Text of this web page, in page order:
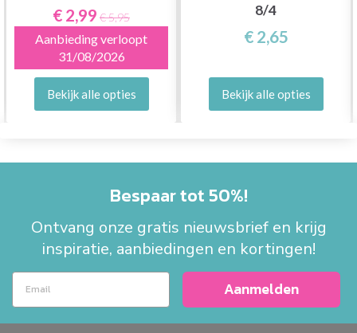
€ 2,99 € 5,95
Aanbieding verloopt
31/08/2026
Bekijk alle opties
8/4
€ 2,65
Bekijk alle opties
Bespaar tot 50%!
Ontvang onze gratis nieuwsbrief en krijg
inspiratie, aanbiedingen en kortingen!
Aanmelden